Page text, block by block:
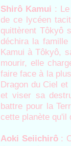
Shirô Kamui :
de ce lycéen
quittèrent Tôkyô
déchira la
Kamui à Tôkyô,
mourir, elle
faire face à la
Dragon du Ciel
et viser sa
battre pour la
cette planète qu'il
Aoki Seiichirô :